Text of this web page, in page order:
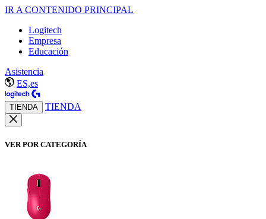
IR A CONTENIDO PRINCIPAL
Logitech
Empresa
Educación
Asistencia
ES,es
TIENDA TIENDA
VER POR CATEGORÍA